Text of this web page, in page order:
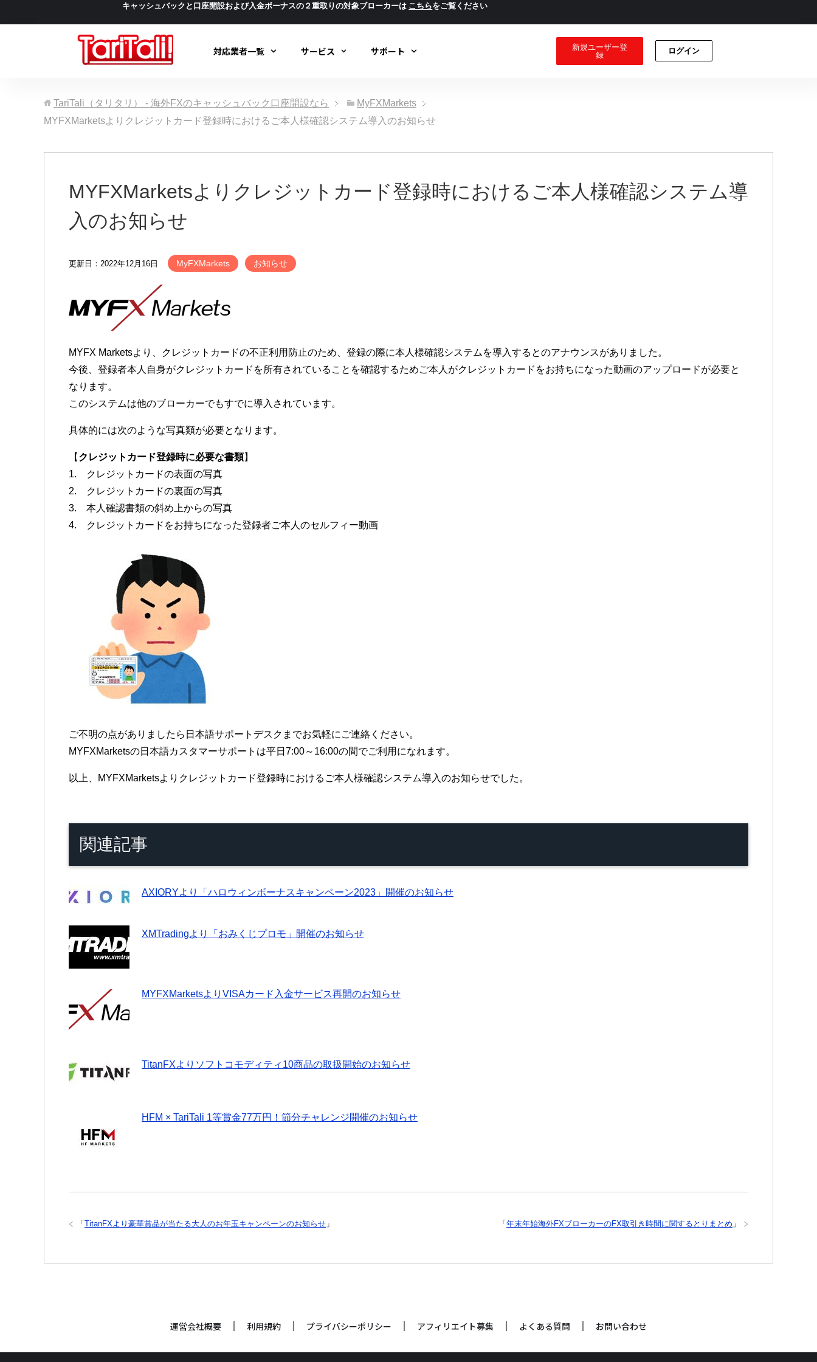
キャッシュバックと口座開設および入金ボーナスの２重取りの対象ブローカーは こちらをご覧ください
対応業者一覧 サービス サポート
新規ユーザー登
録
ログイン
TariTali（タリタリ） - 海外FXのキャッシュバック口座開設なら
MyFXMarkets
MYFXMarketsよりクレジットカード登録時におけるご本人様確認システム導入のお知らせ
MYFXMarketsよりクレジットカード登録時におけるご本人様確認システム導
入のお知らせ
更新日：2022年12月16日 MyFXMarkets お知らせ
MYFX Marketsより、クレジットカードの不正利用防止のため、登録の際に本人様確認システムを導入するとのアナウンスがありました。
今後、登録者本人自身がクレジットカードを所有されていることを確認するためご本人がクレジットカードをお持ちになった動画のアップロードが必要と
なります。
このシステムは他のブローカーでもすでに導入されています。
具体的には次のような写真類が必要となります。
【 クレジットカード登録時に必要な書類】
1. クレジットカードの表面の写真
2. クレジットカードの裏面の写真
3. 本人確認書類の斜め上からの写真
4. クレジットカードをお持ちになった登録者ご本人のセルフィー動画
ご不明の点がありましたら日本語サポートデスクまでお気軽にご連絡ください。
MYFXMarketsの日本語カスタマーサポートは平日7:00～16:00の間でご利用になれます。
以上、MYFXMarketsよりクレジットカード登録時におけるご本人様確認システム導入のお知らせでした。
関連記事
AXIORYより「ハロウィンボーナスキャンペーン2023」開催のお知らせ
XMTradingより「おみくじプロモ」開催のお知らせ
MYFXMarketsよりVISAカード入金サービス再開のお知らせ
TitanFXよりソフトコモディティ10商品の取扱開始のお知らせ
HFM × TariTali 1等賞金77万円！節分チャレンジ開催のお知らせ
「 年末年始海外FXブローカーのFX取引き時間に関するとりまとめ 」
「 TitanFXより豪華賞品が当たる大人のお年玉キャンペーンのお知らせ 」
運営会社概要 利用規約 プライバシーポリシー アフィリエイト募集 よくある質問 お問い合わせ